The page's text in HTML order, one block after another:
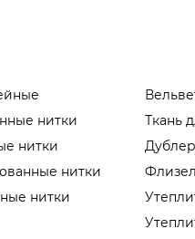
нитки
нитки
нитки
нитки
Ткань